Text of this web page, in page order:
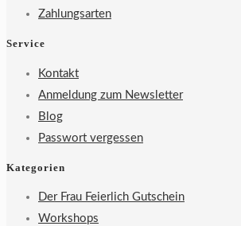
Zahlungsarten
Service
Kontakt
Anmeldung zum Newsletter
Blog
Passwort vergessen
Kategorien
Der Frau Feierlich Gutschein
Workshops